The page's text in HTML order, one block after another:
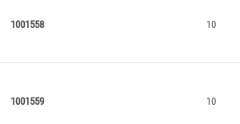
1001558 10
1001559 10